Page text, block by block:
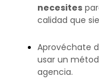
necesites
calidad que
Aprovéchate
usar un
agencia.